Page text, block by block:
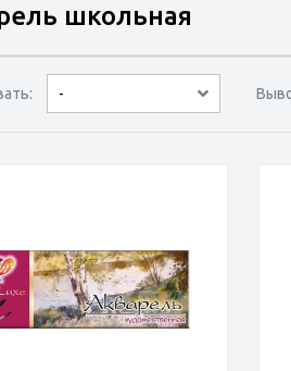
школьная
-
по дате
по популярности
сначала дешёвые
сначала дорогие